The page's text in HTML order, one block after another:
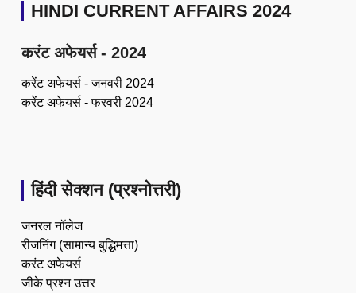
HINDI CURRENT AFFAIRS 2024
करंट अफेयर्स - 2024
करेंट अफेयर्स - जनवरी 2024
करेंट अफेयर्स - फरवरी 2024
हिंदी सेक्शन (प्रश्नोत्तरी)
जनरल नॉलेज
रीजनिंग (सामान्य बुद्धिमत्ता)
करंट अफेयर्स
जीके प्रश्न उत्तर